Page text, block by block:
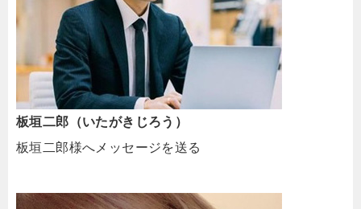
板垣二郎（いたがきじろう）
板垣二郎様へメッセージを送る